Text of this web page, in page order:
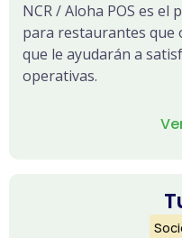
NCR / Aloha POS es
para restaurantes que
que le ayudarán a
operativas.